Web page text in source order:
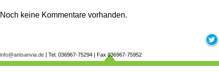
Noch keine Kommentare vorhanden.
info@antsanvia.de | Tel. 036967-75294 | Fax 036967-75952